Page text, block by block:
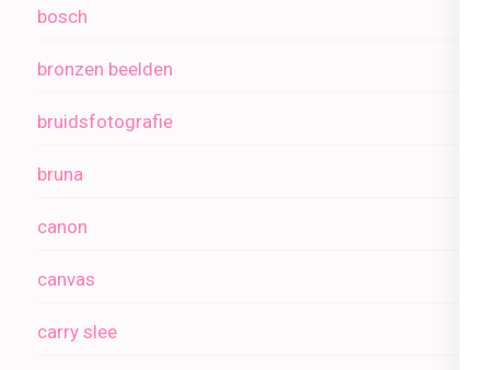
bosch
bronzen beelden
bruidsfotografie
bruna
canon
canvas
carry slee